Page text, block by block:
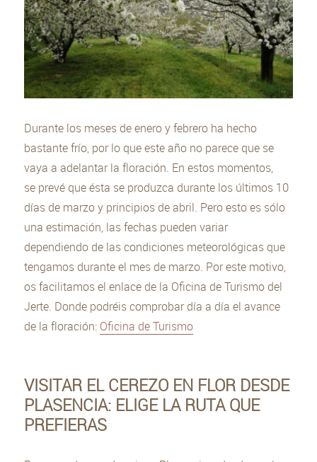
Durante los meses de enero y febrero ha hecho
bastante frío, por lo que este año no parece que se
vaya a adelantar la floración. En estos momentos,
se prevé que ésta se produzca durante los últimos 10
días de marzo y principios de abril. Pero esto es sólo
una estimación, las fechas pueden variar
dependiendo de las condiciones meteorológicas que
tengamos durante el mes de marzo. Por este motivo,
os facilitamos el enlace de la Oficina de Turismo del
Jerte. Donde podréis comprobar día a día el avance
de la floración: Oficina de Turismo
VISITAR EL CEREZO EN FLOR DESDE
PLASENCIA: ELIGE LA RUTA QUE
PREFIERAS